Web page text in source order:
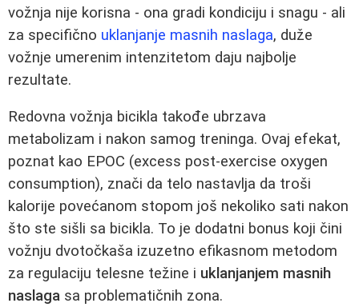
vožnja nije korisna - ona gradi kondiciju i snagu - ali
za specifično uklanjanje masnih naslaga, duže
vožnje umerenim intenzitetom daju najbolje
rezultate.
Redovna vožnja bicikla takođe ubrzava
metabolizam i nakon samog treninga. Ovaj efekat,
poznat kao EPOC (excess post-exercise oxygen
consumption), znači da telo nastavlja da troši
kalorije povećanom stopom još nekoliko sati nakon
što ste sišli sa bicikla. To je dodatni bonus koji čini
vožnju dvotočkaša izuzetno efikasnom metodom
za regulaciju telesne težine i uklanjanjem masnih
naslaga sa problematičnih zona.